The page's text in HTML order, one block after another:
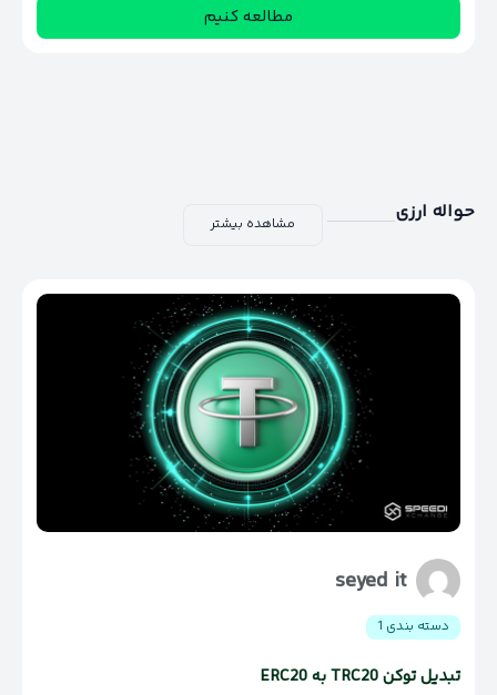
مطالعه کنیم
حواله ارزی مشاهده بیشتر
seyed it
دسته بندی 1
تبدیل توکن TRC20 به ERC20